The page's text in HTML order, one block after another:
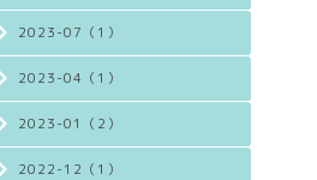
2023-07（1）
2023-04（1）
2023-01（2）
2022-12（1）